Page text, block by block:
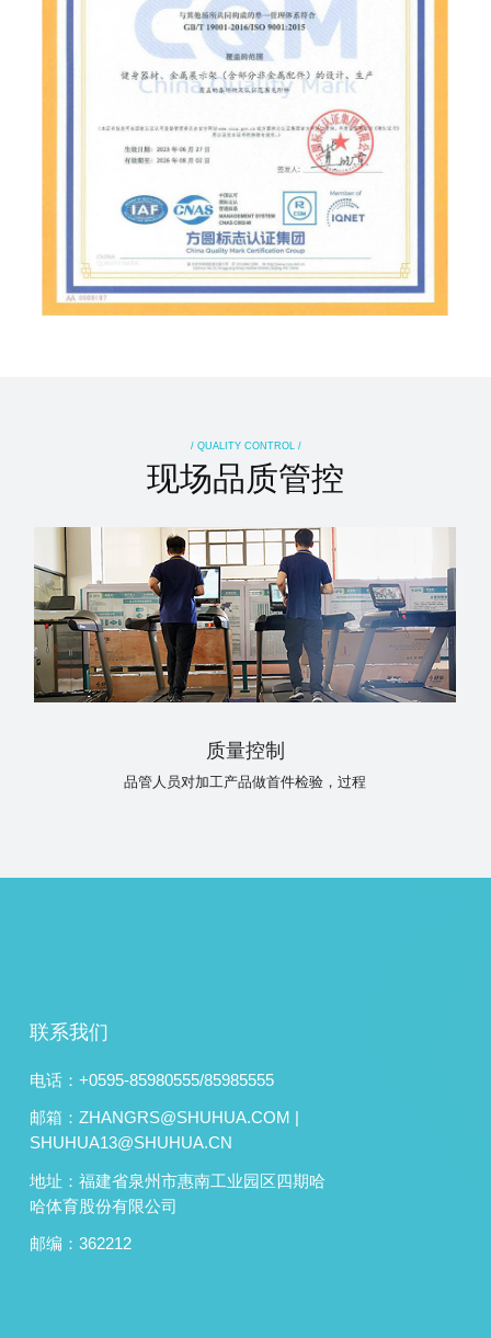
/ QUALITY CONTROL /
现场品质管控
质量控制
品管人员对加工产品做首件检验，过程
联系我们
电话：+0595-85980555/85985555
邮箱：ZHANGRS@SHUHUA.COM |
SHUHUA13@SHUHUA.CN
地址：福建省泉州市惠南工业园区四期哈
哈体育股份有限公司
邮编：362212